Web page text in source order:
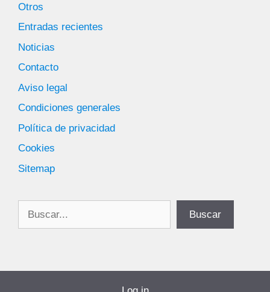
Otros
Entradas recientes
Noticias
Contacto
Aviso legal
Condiciones generales
Política de privacidad
Cookies
Sitemap
Buscar